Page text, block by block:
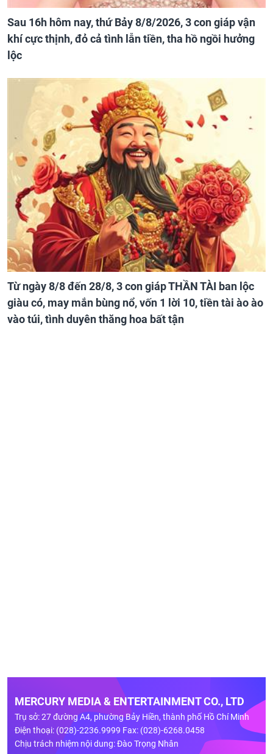
Sau 16h hôm nay, thứ Bảy 8/8/2026, 3 con giáp vận
khí cực thịnh, đỏ cả tình lẫn tiền, tha hồ ngồi hưởng
lộc
Từ ngày 8/8 đến 28/8, 3 con giáp THẦN TÀI ban lộc
giàu có, may mắn bùng nổ, vốn 1 lời 10, tiền tài ào ào
vào túi, tình duyên thăng hoa bất tận
MERCURY MEDIA & ENTERTAINMENT CO., LTD
Trụ sở: 27 đường A4, phường Bảy Hiền, thành phố Hồ Chí Minh
Điện thoại: (028)-2236.9999 Fax: (028)-6268.0458
Chịu trách nhiệm nội dung: Đào Trọng Nhân